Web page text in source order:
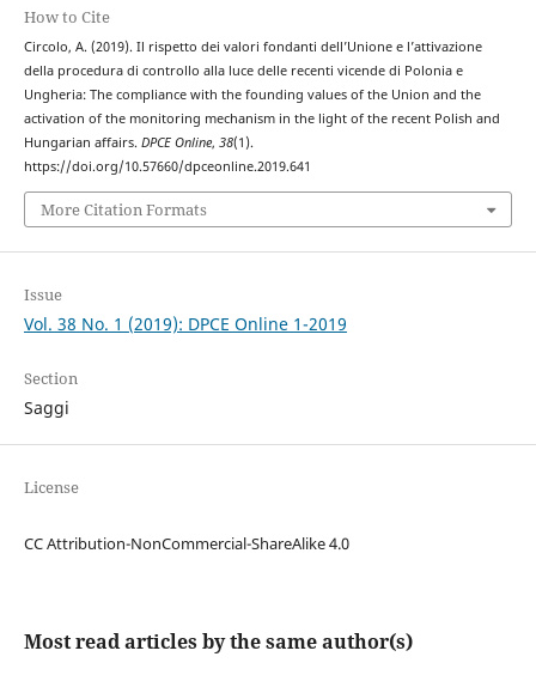
How to Cite
Circolo, A. (2019). Il rispetto dei valori fondanti dell’Unione e l’attivazione
della procedura di controllo alla luce delle recenti vicende di Polonia e
Ungheria: The compliance with the founding values of the Union and the
activation of the monitoring mechanism in the light of the recent Polish and
Hungarian affairs. DPCE Online, 38(1).
https://doi.org/10.57660/dpceonline.2019.641
More Citation Formats
Issue
Vol. 38 No. 1 (2019): DPCE Online 1-2019
Section
Saggi
License
CC Attribution-NonCommercial-ShareAlike 4.0
Most read articles by the same author(s)